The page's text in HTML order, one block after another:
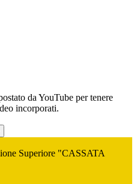
da YouTube per tenere
incorporati.
Superiore "CASSATA